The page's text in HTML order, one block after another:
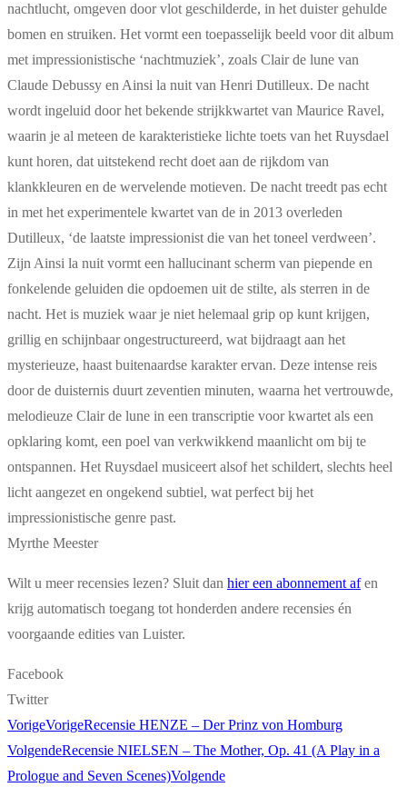
nachtlucht, omgeven door vlot geschilderde, in het duister gehulde
bomen en struiken. Het vormt een toepasselijk beeld voor dit album
met impressionistische ‘nachtmuziek’, zoals Clair de lune van
Claude Debussy en Ainsi la nuit van Henri Dutilleux. De nacht
wordt ingeluid door het bekende strijkkwartet van Maurice Ravel,
waarin je al meteen de karakteristieke lichte toets van het Ruysdael
kunt horen, dat uitstekend recht doet aan de rijkdom van
klankkleuren en de wervelende motieven. De nacht treedt pas echt
in met het experimentele kwartet van de in 2013 overleden
Dutilleux, ‘de laatste impressionist die van het toneel verdween’.
Zijn Ainsi la nuit vormt een hallucinant scherm van piepende en
fonkelende geluiden die opdoemen uit de stilte, als sterren in de
nacht. Het is muziek waar je niet helemaal grip op kunt krijgen,
grillig en schijnbaar ongestructureerd, wat bijdraagt aan het
mysterieuze, haast buitenaardse karakter ervan. Deze intense reis
door de duisternis duurt zeventien minuten, waarna het vertrouwde,
melodieuze Clair de lune in een trans­criptie voor kwartet als een
opklaring komt, een poel van verkwikkend maanlicht om bij te
ontspannen. Het Ruysdael musiceert alsof het schildert, slechts heel
licht aangezet en ongekend subtiel, wat perfect bij het
impressionistische genre past.
Myrthe Meester
Wilt u meer recensies lezen? Sluit dan hier een abonnement afen
krijg automatisch toegang tot honderden andere recensies én
voorgaande edities van Luister.
Facebook
Twitter
VorigeVorigeRecensie HENZE – Der Prinz von Homburg
VolgendeRecensie NIELSEN – The Mother, Op. 41 (A Play in a
Prologue and Seven Scenes)Volgende